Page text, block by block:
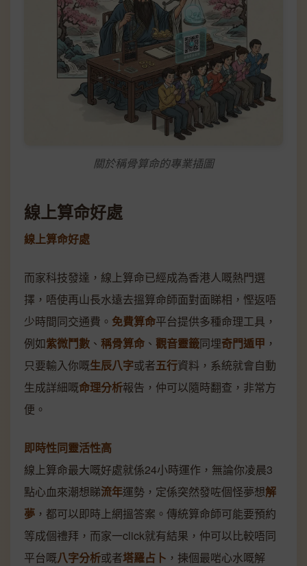
關於稱骨算命的專業插圖
線上算命好處
線上算命好處
而家科技發達，線上算命已經成為香港人嘅熱門選
擇，唔使再山長水遠去搵算命師面對面睇相，慳返唔
少時間同交通費。 免費算命平台提供多種命理工具，
例如紫微鬥數 、 稱骨算命 、 觀音靈籤同埋奇門遁甲 ，
只要輸入你嘅生辰八字或者五行資料，系統就會自動
生成詳細嘅命理分析報告，仲可以隨時翻查，非常方
便。
即時性同靈活性高
線上算命最大嘅好處就係24小時運作，無論你凌晨3
點心血來潮想睇流年運勢，定係突然發咗個怪夢想解
夢 ，都可以即時上網搵答案。傳統算命師可能要預約
等成個禮拜，而家一click就有結果，仲可以比較唔同
平台嘅八字分析或者塔羅占卜 ，揀個最啱心水嘅解